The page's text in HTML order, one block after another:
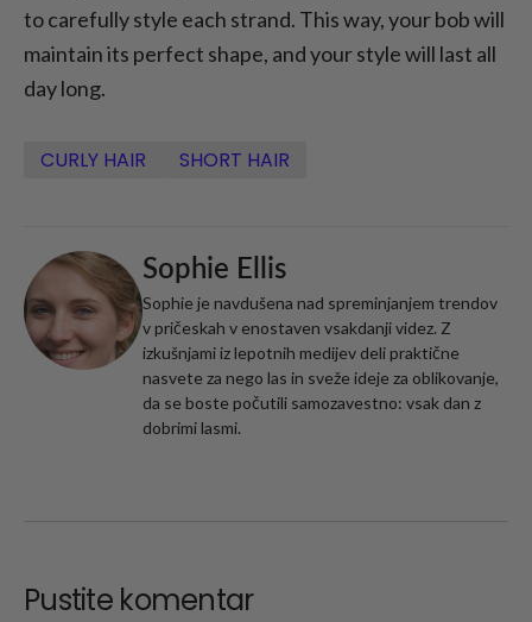
to carefully style each strand. This way, your bob will
maintain its perfect shape, and your style will last all
day long.
CURLY HAIR SHORT HAIR
Sophie Ellis
Sophie je navdušena nad spreminjanjem trendov
v pričeskah v enostaven vsakdanji videz. Z
izkušnjami iz lepotnih medijev deli praktične
nasvete za nego las in sveže ideje za oblikovanje,
da se boste počutili samozavestno: vsak dan z
dobrimi lasmi.
Pustite komentar